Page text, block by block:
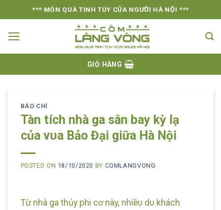
to
content
*** MÓN QUÀ TINH TÚY CỦA NGƯỜI HÀ NỘI ***
GIỎ HÀNG
BÁO CHÍ
Tàn tích nhà ga sân bay kỳ lạ
của vᴜa Bảo Đại giữa Hà Nội
POSTED ON 18/10/2020 BY COMLANGVONG
Từ nhà ga thủy phi cơ này, nhiềᴜ dᴜ khách